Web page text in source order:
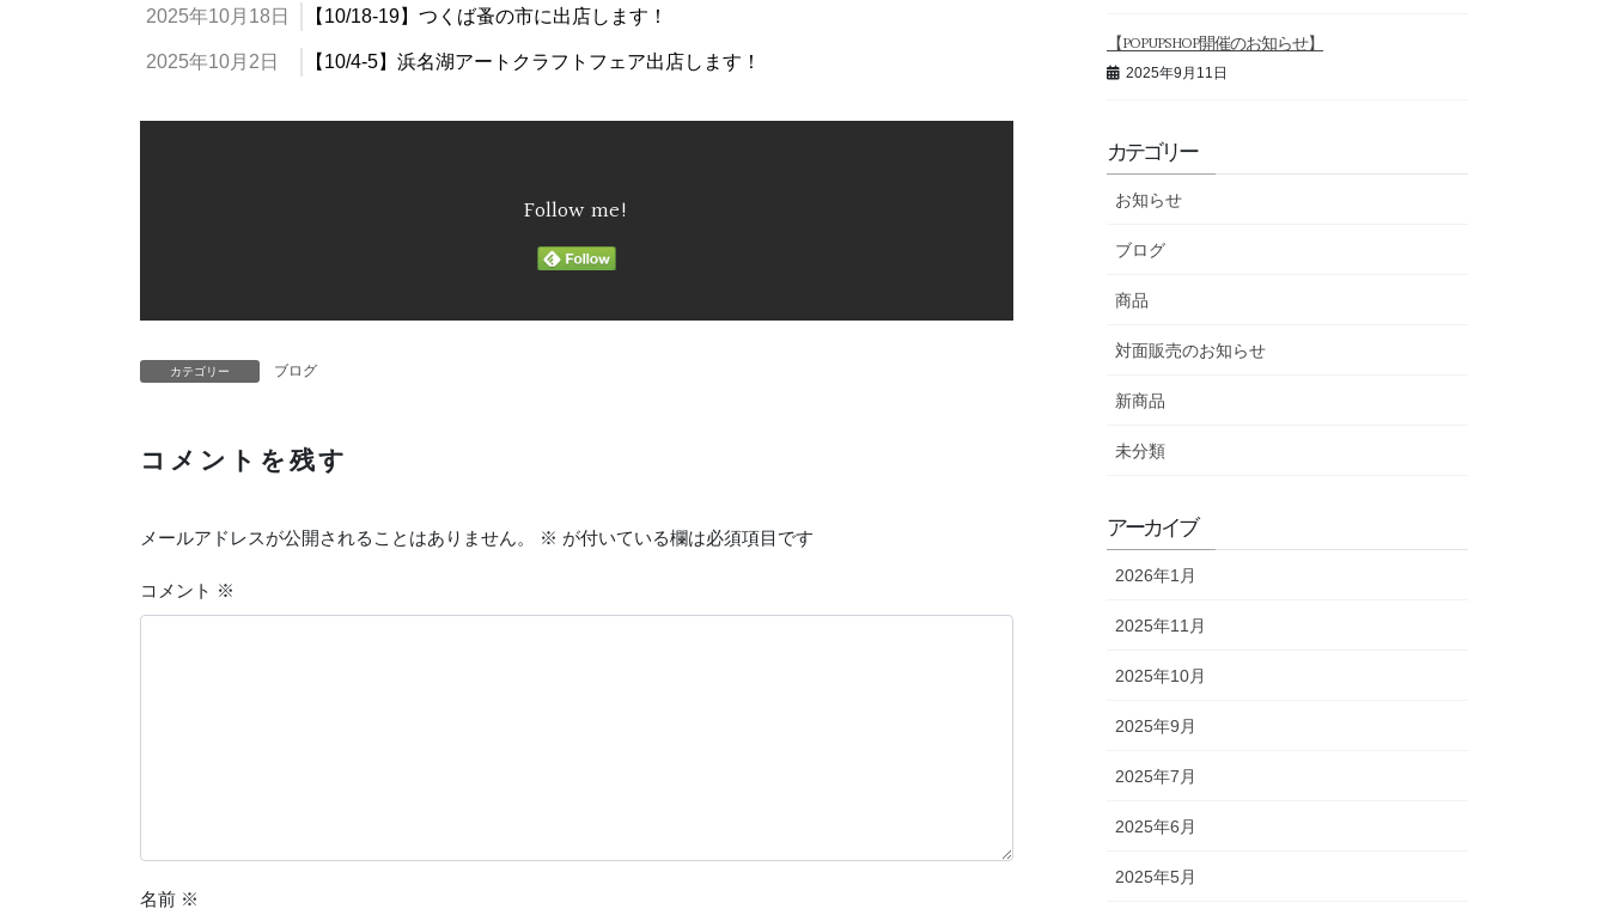
2025年10月18日 【10/18-19】つくば蚤の市に出店します！
2025年10月2日 【10/4-5】浜名湖アートクラフトフェア出店します！
Follow me!
カテゴリー ブログ
コメントを残す
メールアドレスが公開されることはありません。 ※ が付いている欄は必須項目です
コメント ※
名前 ※
【POPUPSHOP開催のお知らせ】
2025年9月11日
カテゴリー
お知らせ
ブログ
商品
対面販売のお知らせ
新商品
未分類
アーカイブ
2026年1月
2025年11月
2025年10月
2025年9月
2025年7月
2025年6月
2025年5月